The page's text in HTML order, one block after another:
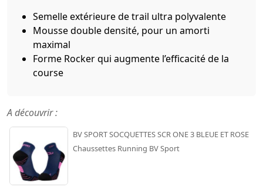
Semelle extérieure de trail ultra polyvalente
Mousse double densité, pour un amorti
maximal
Forme Rocker qui augmente l’efficacité de la
course
A découvrir :
BV SPORT SOCQUETTES SCR ONE 3 BLEUE ET ROSE
Chaussettes Running BV Sport